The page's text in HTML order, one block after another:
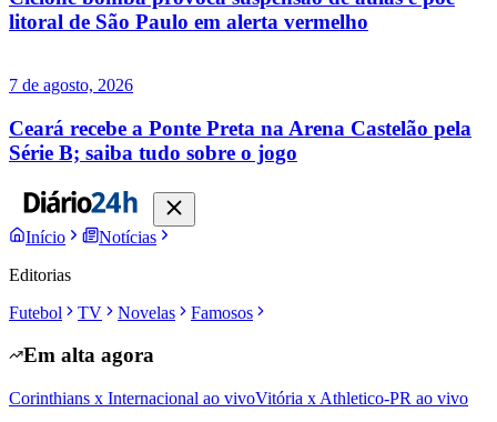
litoral de São Paulo em alerta vermelho
7 de agosto, 2026
Ceará recebe a Ponte Preta na Arena Castelão pela
Série B; saiba tudo sobre o jogo
Início
Notícias
Editorias
Futebol
TV Novelas Famosos
Em alta agora
Corinthians x Internacional ao vivoVitória x Athletico-PR ao vivo